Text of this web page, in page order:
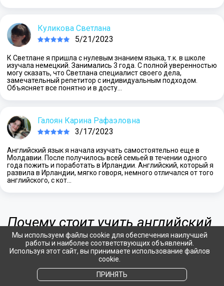
Куликова Светлана
5/21/2023
К Светлане я пришла с нулевым знанием языка, т.к. в школе
изучала немецкий. Занимались 3 года. С полной уверенностью
могу сказать, что Светлана специалист своего дела,
замечательный репетитор с индивидуальным подходом.
Объясняет все понятно и в досту…
Галоян Карина Рафаэловна
3/17/2023
Английский язык я начала изучать самостоятельно еще в
Молдавии. После получилось всей семьей в течении одного
года пожить и поработать в Ирландии. Английский, который я
развила в Ирландии, мягко говоря, немного отличался от того
английского, с кот…
Почему стоит учить английский
язык онлайн
Изучать английский онлайн можно всем: и
начинающим с нуля, и продолжающим — тем, кто
Мы используем файлы cookie для обеспечения наилучшей
работы и наиболее соответствующих объявлений.
Используя этот сайт, вы принимаете использование файлов
cookie.
ПРИНЯТЬ